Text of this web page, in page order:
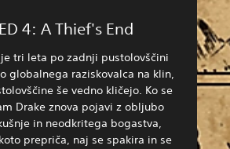
4: A Thief's End
tri leta po zadnji pustolovščini
globalnega raziskovalca na klin,
še vedno kličejo. Ko se
Drake znova pojavi z obljubo
in neodkritega bogastva,
prepriča, naj se spakira in se